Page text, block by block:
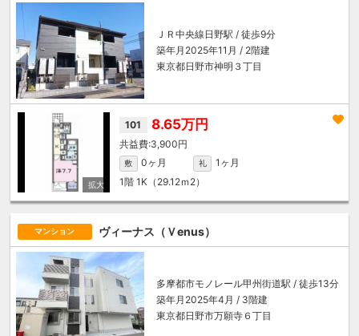
ＪＲ中央線 日野駅 / 徒歩9分
築年月2025年11月 / 2階建
東京都日野市神明３丁目
101 8.65万円
3,900円
敷 0ヶ月 礼
1ヶ月
1階 1K（29.12ｍ 2）
マンション ヴィーナス（Ｖenus）
多摩都市モノレール甲州街道駅 / 徒歩13分
築年月2025年4月 / 3階建
東京都日野市万願寺６丁目